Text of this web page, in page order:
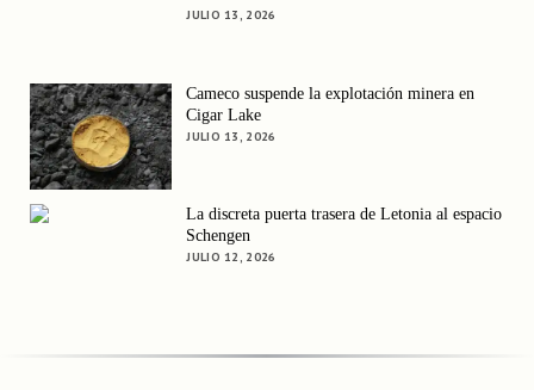
JULIO 13, 2026
Cameco suspende la explotación minera en
Cigar Lake
JULIO 13, 2026
La discreta puerta trasera de Letonia al espacio
Schengen
JULIO 12, 2026